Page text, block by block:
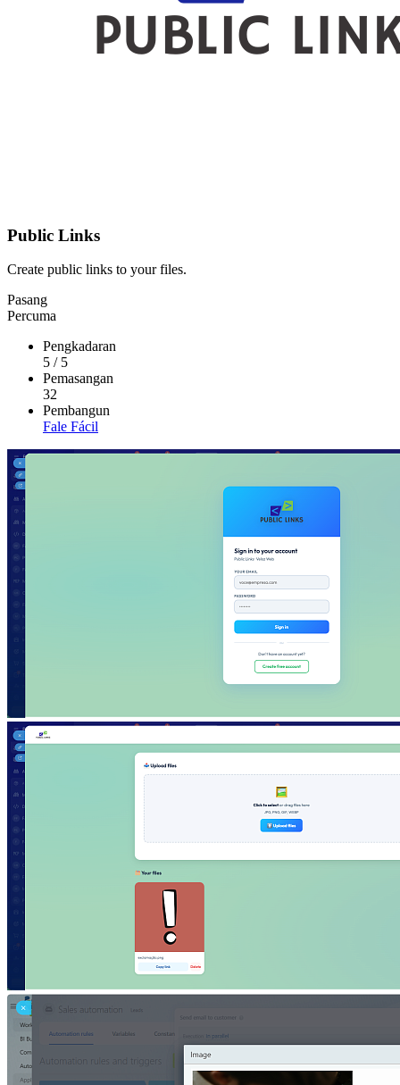
Public Links
Create public links to your files.
Pasang
Percuma
Pengkadaran
5 / 5
Pemasangan
32
Pembangun
Fale Fácil